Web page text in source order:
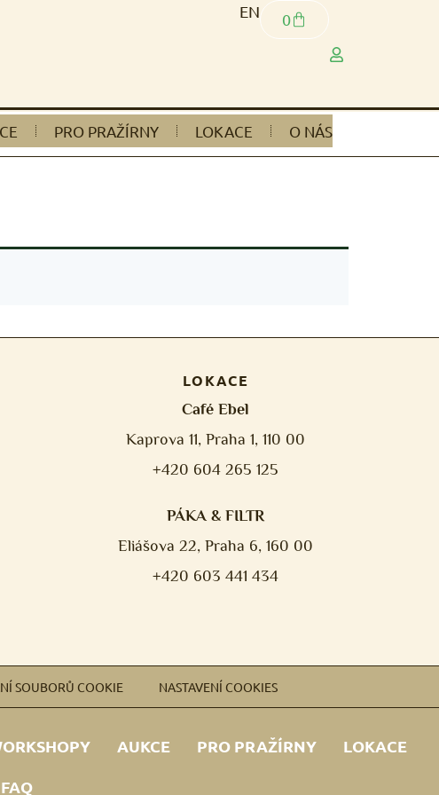
EN 0
PRO PRAŽÍRNY LOKACE O NÁS
LOKACE
Café Ebel
Kaprova 11, Praha 1, 110 00
+420 604 265 125
PÁKA & FILTR
Eliášova 22, Praha 6, 160 00
+420 603 441 434
SOUBORŮ COOKIE NASTAVENÍ COOKIES
AUKCE PRO PRAŽÍRNY
LOKACE
FAQ